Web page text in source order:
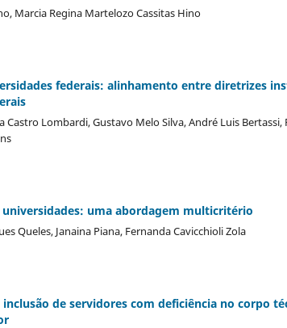
Marcia Regina Martelozo Cassitas Hino
federais: alinhamento entre diretrizes
Castro Lombardi, Gustavo Melo Silva, André Luis
uma abordagem multicritério
Queles, Janaina Piana, Fernanda Cavicchioli Zola
inclusão de servidores com deficiência no corpo